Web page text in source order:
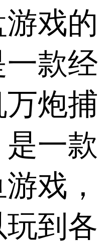
戏的
款经
炮捕
一款
戏，
到各